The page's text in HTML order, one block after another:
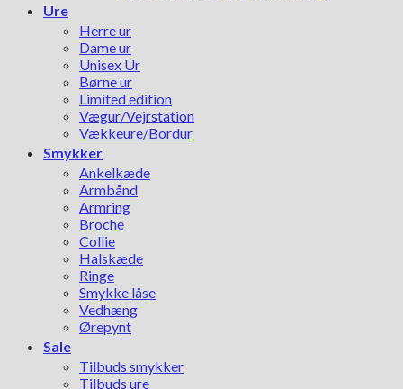
Ure
Herre ur
Dame ur
Unisex Ur
Børne ur
Limited edition
Vægur/Vejrstation
Vækkeure/Bordur
Smykker
Ankelkæde
Armbånd
Armring
Broche
Collie
Halskæde
Ringe
Smykke låse
Vedhæng
Ørepynt
Sale
Tilbuds smykker
Tilbuds ure